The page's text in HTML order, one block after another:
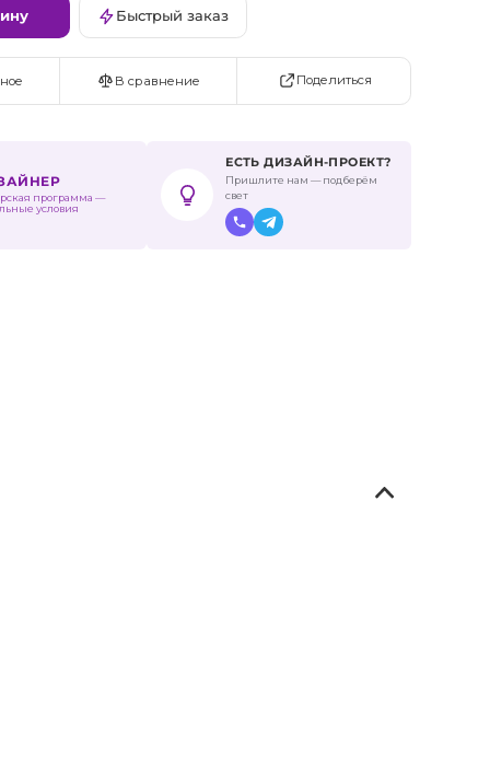
Быстрый заказ
В сравнение Поделиться
программа —
условия
ЕСТЬ ДИЗАЙН-ПРОЕКТ?
Пришлите нам — подберём
свет